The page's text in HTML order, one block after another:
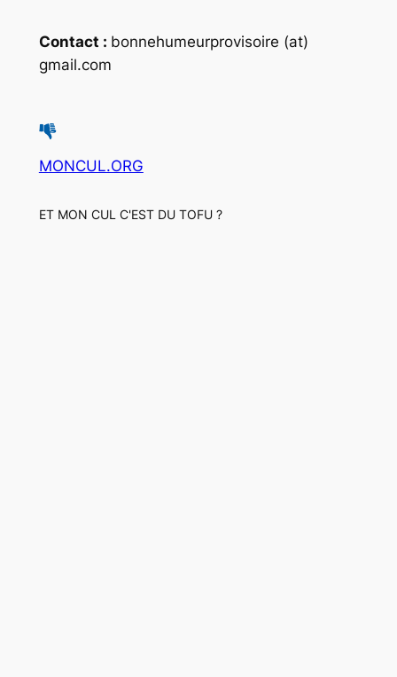
Contact : bonnehumeurprovisoire (at)
gmail.com
MONCUL.ORG
ET MON CUL C'EST DU TOFU ?